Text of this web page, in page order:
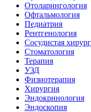
Отоларингология
Офтальмология
Педиатрия
Рентгенология
Сосудистая
Стоматология
Терапия
УЗД
Физиотерапия
Хирургия
Эндокринология
Эндоскопия